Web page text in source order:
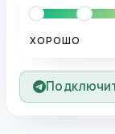
ХОРОШО